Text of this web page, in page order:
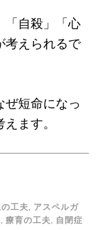
「自殺」「心
考えられるで
ぜ短命になっ
ます。
工夫, アスペルガ
, 療育の工夫, 自閉症